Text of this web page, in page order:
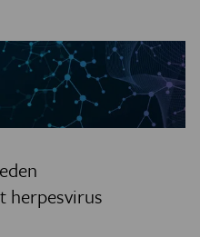
AGENDA
herpesvirus